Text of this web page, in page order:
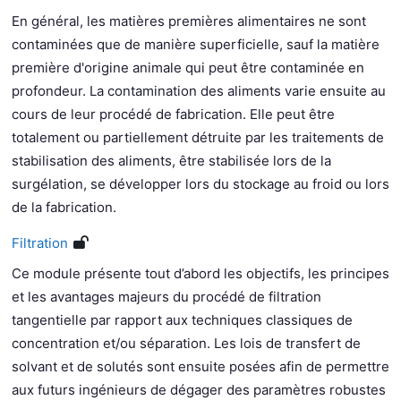
En général, les matières premières alimentaires ne sont
contaminées que de manière superficielle, sauf la matière
première d'origine animale qui peut être contaminée en
profondeur. La contamination des aliments varie ensuite au
cours de leur procédé de fabrication. Elle peut être
totalement ou partiellement détruite par les traitements de
stabilisation des aliments, être stabilisée lors de la
surgélation, se développer lors du stockage au froid ou lors
de la fabrication.
Filtration
Ce module présente tout d’abord les objectifs, les principes
et les avantages majeurs du procédé de filtration
tangentielle par rapport aux techniques classiques de
concentration et/ou séparation. Les lois de transfert de
solvant et de solutés sont ensuite posées afin de permettre
aux futurs ingénieurs de dégager des paramètres robustes